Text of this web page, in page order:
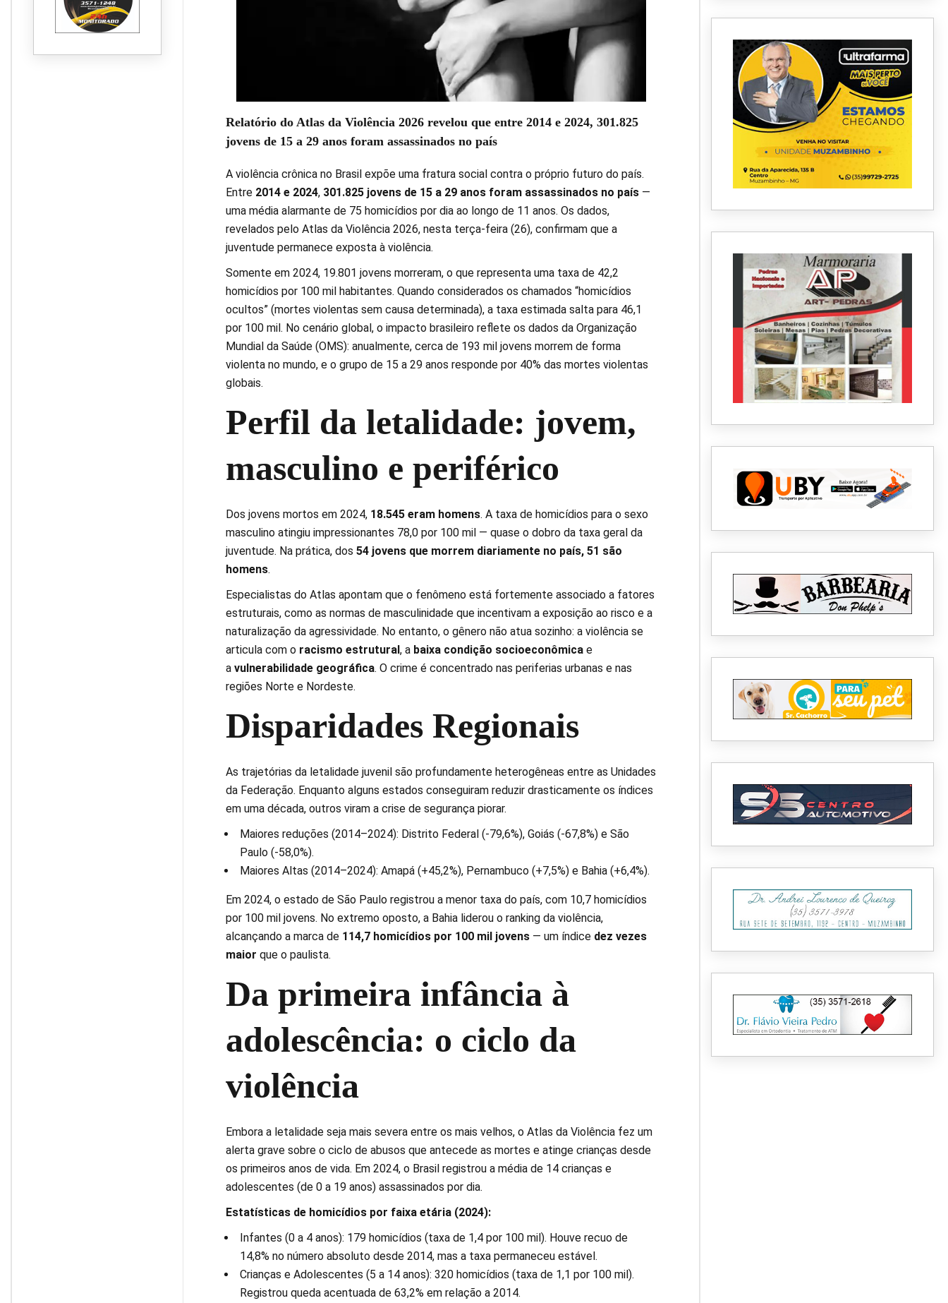
Relatório do Atlas da Violência 2026 revelou que entre 2014 e 2024, 301.825
jovens de 15 a 29 anos foram assassinados no país
A violência crônica no Brasil expõe uma fratura social contra o próprio futuro do país.
Entre 2014 e 2024, 301.825 jovens de 15 a 29 anos foram assassinados no país—
uma média alarmante de 75 homicídios por dia ao longo de 11 anos. Os dados,
revelados pelo Atlas da Violência 2026, nesta terça-feira (26), confirmam que a
juventude permanece exposta à violência.
Somente em 2024, 19.801 jovens morreram, o que representa uma taxa de 42,2
homicídios por 100 mil habitantes. Quando considerados os chamados “homicídios
ocultos” (mortes violentas sem causa determinada), a taxa estimada salta para 46,1
por 100 mil. No cenário global, o impacto brasileiro reflete os dados da Organização
Mundial da Saúde (OMS): anualmente, cerca de 193 mil jovens morrem de forma
violenta no mundo, e o grupo de 15 a 29 anos responde por 40% das mortes violentas
globais.
Perfil da letalidade: jovem,
masculino e periférico
Dos jovens mortos em 2024, 18.545 eram homens. A taxa de homicídios para o sexo
masculino atingiu impressionantes 78,0 por 100 mil — quase o dobro da taxa geral da
juventude. Na prática, dos 54 jovens que morrem diariamente no país, 51 são
homens.
Especialistas do Atlas apontam que o fenômeno está fortemente associado a fatores
estruturais, como as normas de masculinidade que incentivam a exposição ao risco e a
naturalização da agressividade. No entanto, o gênero não atua sozinho: a violência se
articula com o racismo estrutural, a baixa condição socioeconômicae
a vulnerabilidade geográfica. O crime é concentrado nas periferias urbanas e nas
regiões Norte e Nordeste.
Disparidades Regionais
As trajetórias da letalidade juvenil são profundamente heterogêneas entre as Unidades
da Federação. Enquanto alguns estados conseguiram reduzir drasticamente os índices
em uma década, outros viram a crise de segurança piorar.
Maiores reduções (2014–2024): Distrito Federal (-79,6%), Goiás (-67,8%) e São
Paulo (-58,0%).
Maiores Altas (2014–2024): Amapá (+45,2%), Pernambuco (+7,5%) e Bahia (+6,4%).
Em 2024, o estado de São Paulo registrou a menor taxa do país, com 10,7 homicídios
por 100 mil jovens. No extremo oposto, a Bahia liderou o ranking da violência,
alcançando a marca de114,7 homicídios por 100 mil jovens— um índice dez vezes
maior que o paulista.
Da primeira infância à
adolescência: o ciclo da
violência
Embora a letalidade seja mais severa entre os mais velhos, o Atlas da Violência fez um
alerta grave sobre o ciclo de abusos que antecede as mortes e atinge crianças desde
os primeiros anos de vida. Em 2024, o Brasil registrou a média de 14 crianças e
adolescentes (de 0 a 19 anos) assassinados por dia.
Estatísticas de homicídios por faixa etária (2024):
Infantes (0 a 4 anos): 179 homicídios (taxa de 1,4 por 100 mil). Houve recuo de
14,8% no número absoluto desde 2014, mas a taxa permaneceu estável.
Crianças e Adolescentes (5 a 14 anos): 320 homicídios (taxa de 1,1 por 100 mil).
Registrou queda acentuada de 63,2% em relação a 2014.